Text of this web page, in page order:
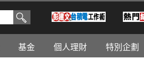
基金 個人理財 特別企劃